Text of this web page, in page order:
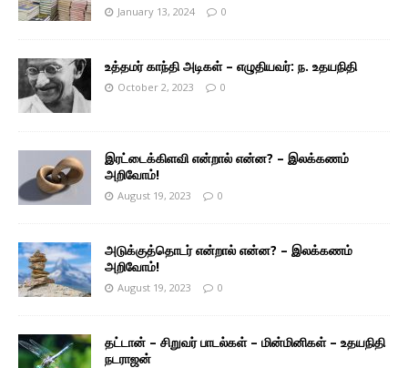
January 13, 2024 0
உத்தமர் காந்தி அடிகள் – எழுதியவர்: ந. உதயநிதி
October 2, 2023 0
இரட்டைக்கிளவி என்றால் என்ன? – இலக்கணம்
அறிவோம்!
August 19, 2023 0
அடுக்குத்தொடர் என்றால் என்ன? – இலக்கணம்
அறிவோம்!
August 19, 2023 0
தட்டான் – சிறுவர் பாடல்கள் – மின்மினிகள் – உதயநிதி
நடராஜன்